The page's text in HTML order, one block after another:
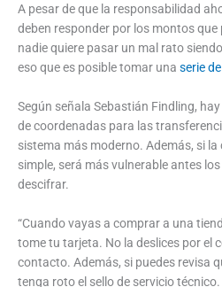
A pesar de que la responsabilidad
deben responder por los montos
nadie quiere pasar un mal rato
eso que es posible tomar una serie
Según señala Sebastián Findling,
de coordenadas para las
sistema más moderno. Además, si la
simple, será más vulnerable antes
descifrar.
“Cuando vayas a comprar a una
tome tu tarjeta. No la deslices por el
contacto. Además, si puedes revisa
tenga roto el sello de servicio